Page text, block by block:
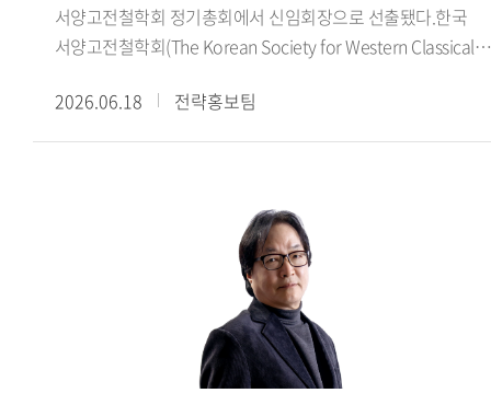
학업에 집중할 수 있었습니다. 그러다 대학 4학년 때 우리
대학에 교환교수로 오신 태국인 교수님이 유학을
먼일이었습니다. 그런 사정을 털어놓았더니 교수님이 저와
저희 어머니와 만나 밤새 이야기를 나누며 설득해주셨어요.
챙겨주셨고요. 돌이켜보면 한국외대에서 만난 모든 분이
고마운 인연이었고, 제가 교육자로 지금에 이르기까지 많이
도와주셨습니다. 그래서 지금도 학생들에게 동기부여가 되길
바라며 제 이야기를 많이 들려줍니다. - 교수님은 최근 수년간
최우수 수준의 강의 평가를 꾸준히 기록해오셨습니다. 학생들
교육에 있어 중요하게 생각하는 부분은 무엇입니까?최근
서양고전철학회 정기총회에서 신임회장으로 선출됐다.한국
서양고전철학회(The Korean Society for Western Classical
철학 등 서양고전철학 전반에 대해 연구하고 국내
고대철학연구자들의 학술 교류 및 후속세대 양성을 위해
2026.06.18 전략홍보팀